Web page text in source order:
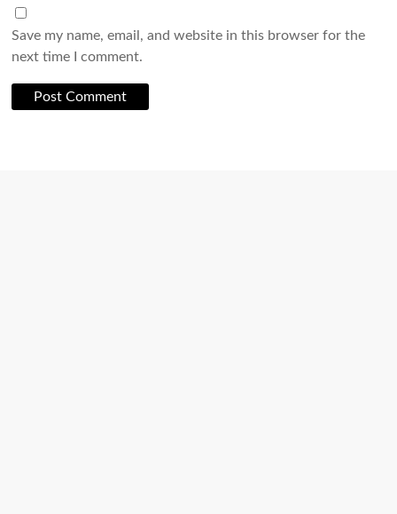
Save my name, email, and website in this browser for the
next time I comment.